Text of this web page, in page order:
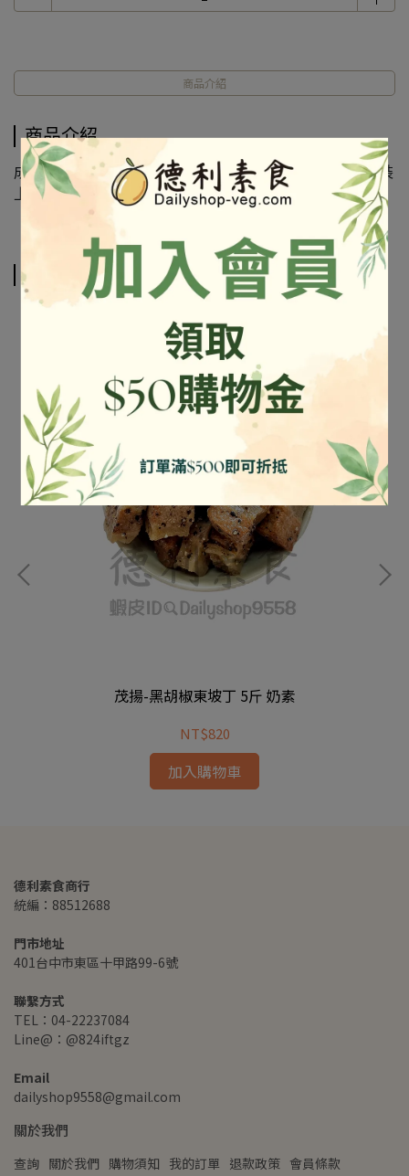
商品介紹
商品介紹
成份及營養標示如圖所示，若與圖片有差異時，以實際包裝
上標示為準
相關商品
茂揚-黑胡椒東坡丁 5斤 奶素
NT$820
加入購物車
德利素食商行
統編：88512688
門市地址
401台中市東區十甲路99-6號
聯繫方式
TEL：04-22237084
Line@：@824iftgz
Email
dailyshop9558@gmail.com
關於我們
查詢 關於我們 購物須知 我的訂單 退款政策 會員條款